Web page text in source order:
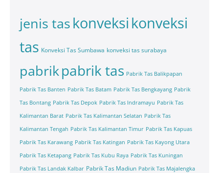
jenis taskonveksi konveksi
tas Konveksi Tas Sumbawa konveksi tas surabaya
pabrikpabrik tas Pabrik Tas Balikpapan
Pabrik Tas Banten Pabrik Tas Batam Pabrik Tas Bengkayang Pabrik
Tas Bontang Pabrik Tas Depok Pabrik Tas Indramayu Pabrik Tas
Kalimantan Barat Pabrik Tas Kalimantan Selatan Pabrik Tas
Kalimantan Tengah Pabrik Tas Kalimantan Timur Pabrik Tas Kapuas
Pabrik Tas Karawang Pabrik Tas Katingan Pabrik Tas Kayong Utara
Pabrik Tas Ketapang Pabrik Tas Kubu Raya Pabrik Tas Kuningan
Pabrik Tas Landak Kalbar Pabrik Tas Madiun Pabrik Tas Majalengka